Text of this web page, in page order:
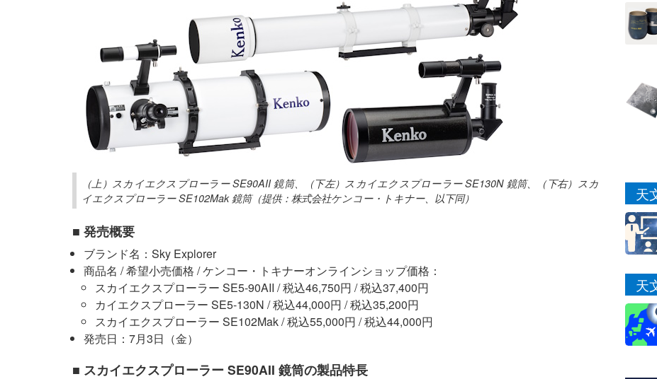
（上）スカイエクスプローラー SE90AII 鏡筒、（下左）スカイエクスプローラー SE130N 鏡筒、（下右）スカ
イエクスプローラー SE102Mak 鏡筒（提供：株式会社ケンコー・トキナー、以下同）
■ 発売概要
ブランド名：Sky Explorer
商品名 / 希望小売価格 / ケンコー・トキナーオンラインショップ価格：
スカイエクスプローラー SE5-90AII / 税込46,750円 / 税込37,400円
カイエクスプローラー SE5-130N / 税込44,000円 / 税込35,200円
スカイエクスプローラー SE102Mak / 税込55,000円 / 税込44,000円
発売日：7月3日（金）
■ スカイエクスプローラー SE90AII 鏡筒の製品特長
天
天